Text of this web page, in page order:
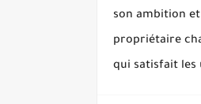
son ambition
propriétaire
qui satisfait les